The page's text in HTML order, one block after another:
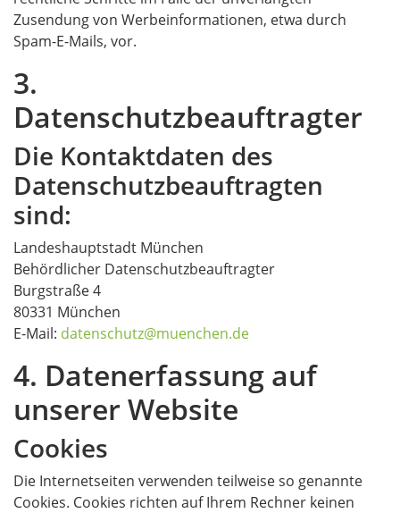
Zusendung von Werbeinformationen, etwa durch
Spam-E-Mails, vor.
3.
Datenschutzbeauftragter
Die Kontaktdaten des
Datenschutzbeauftragten
sind:
Landeshauptstadt München
Behördlicher Datenschutzbeauftragter
Burgstraße 4
80331 München
E-Mail: datenschutz@muenchen.de
4. Datenerfassung auf
unserer Website
Cookies
Die Internetseiten verwenden teilweise so genannte
Cookies. Cookies richten auf Ihrem Rechner keinen